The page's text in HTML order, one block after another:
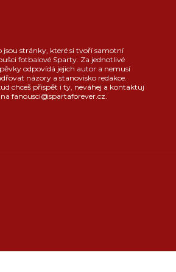
jsou stránky, které si tvoří samotní
fotbalové Sparty. Za jednotlivé
odpovídá jejich autor a nemusí
názory a stanovisko redakce.
chceš přispět i ty, neváhej a kontaktuj
fanousci@spartaforever.cz.